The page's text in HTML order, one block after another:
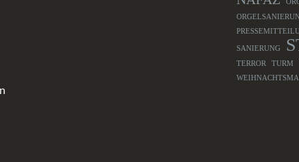
SANIERUNG
TERROR TURM